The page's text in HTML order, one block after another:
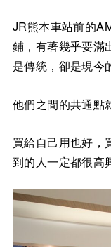
JR熊本車站前的
鋪，有著幾乎要滿
是傳統，卻是現今
他們之間的共通點
買給自己用也好，
到的人一定都很高